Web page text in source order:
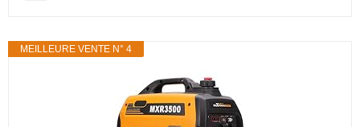
MEILLEURE VENTE N° 4